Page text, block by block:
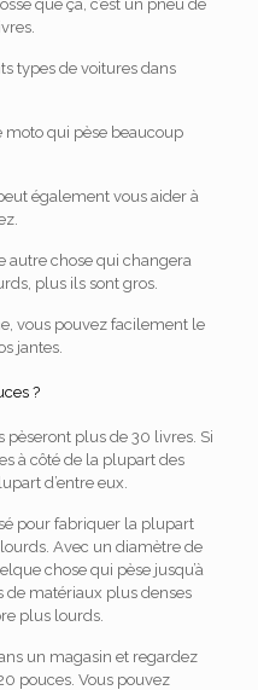
que ça, c’est un pneu de
types de voitures dans
qui pèse beaucoup
également vous aider à
autre chose qui changera
plus ils sont gros.
vous pouvez facilement le
jantes.
?
pèseront plus de 30 livres. Si
à côté de la plupart des
d’entre eux.
pour fabriquer la plupart
Avec un diamètre de
chose qui pèse jusqu’à
de matériaux plus denses
plus lourds.
un magasin et regardez
pouces. Vous pouvez